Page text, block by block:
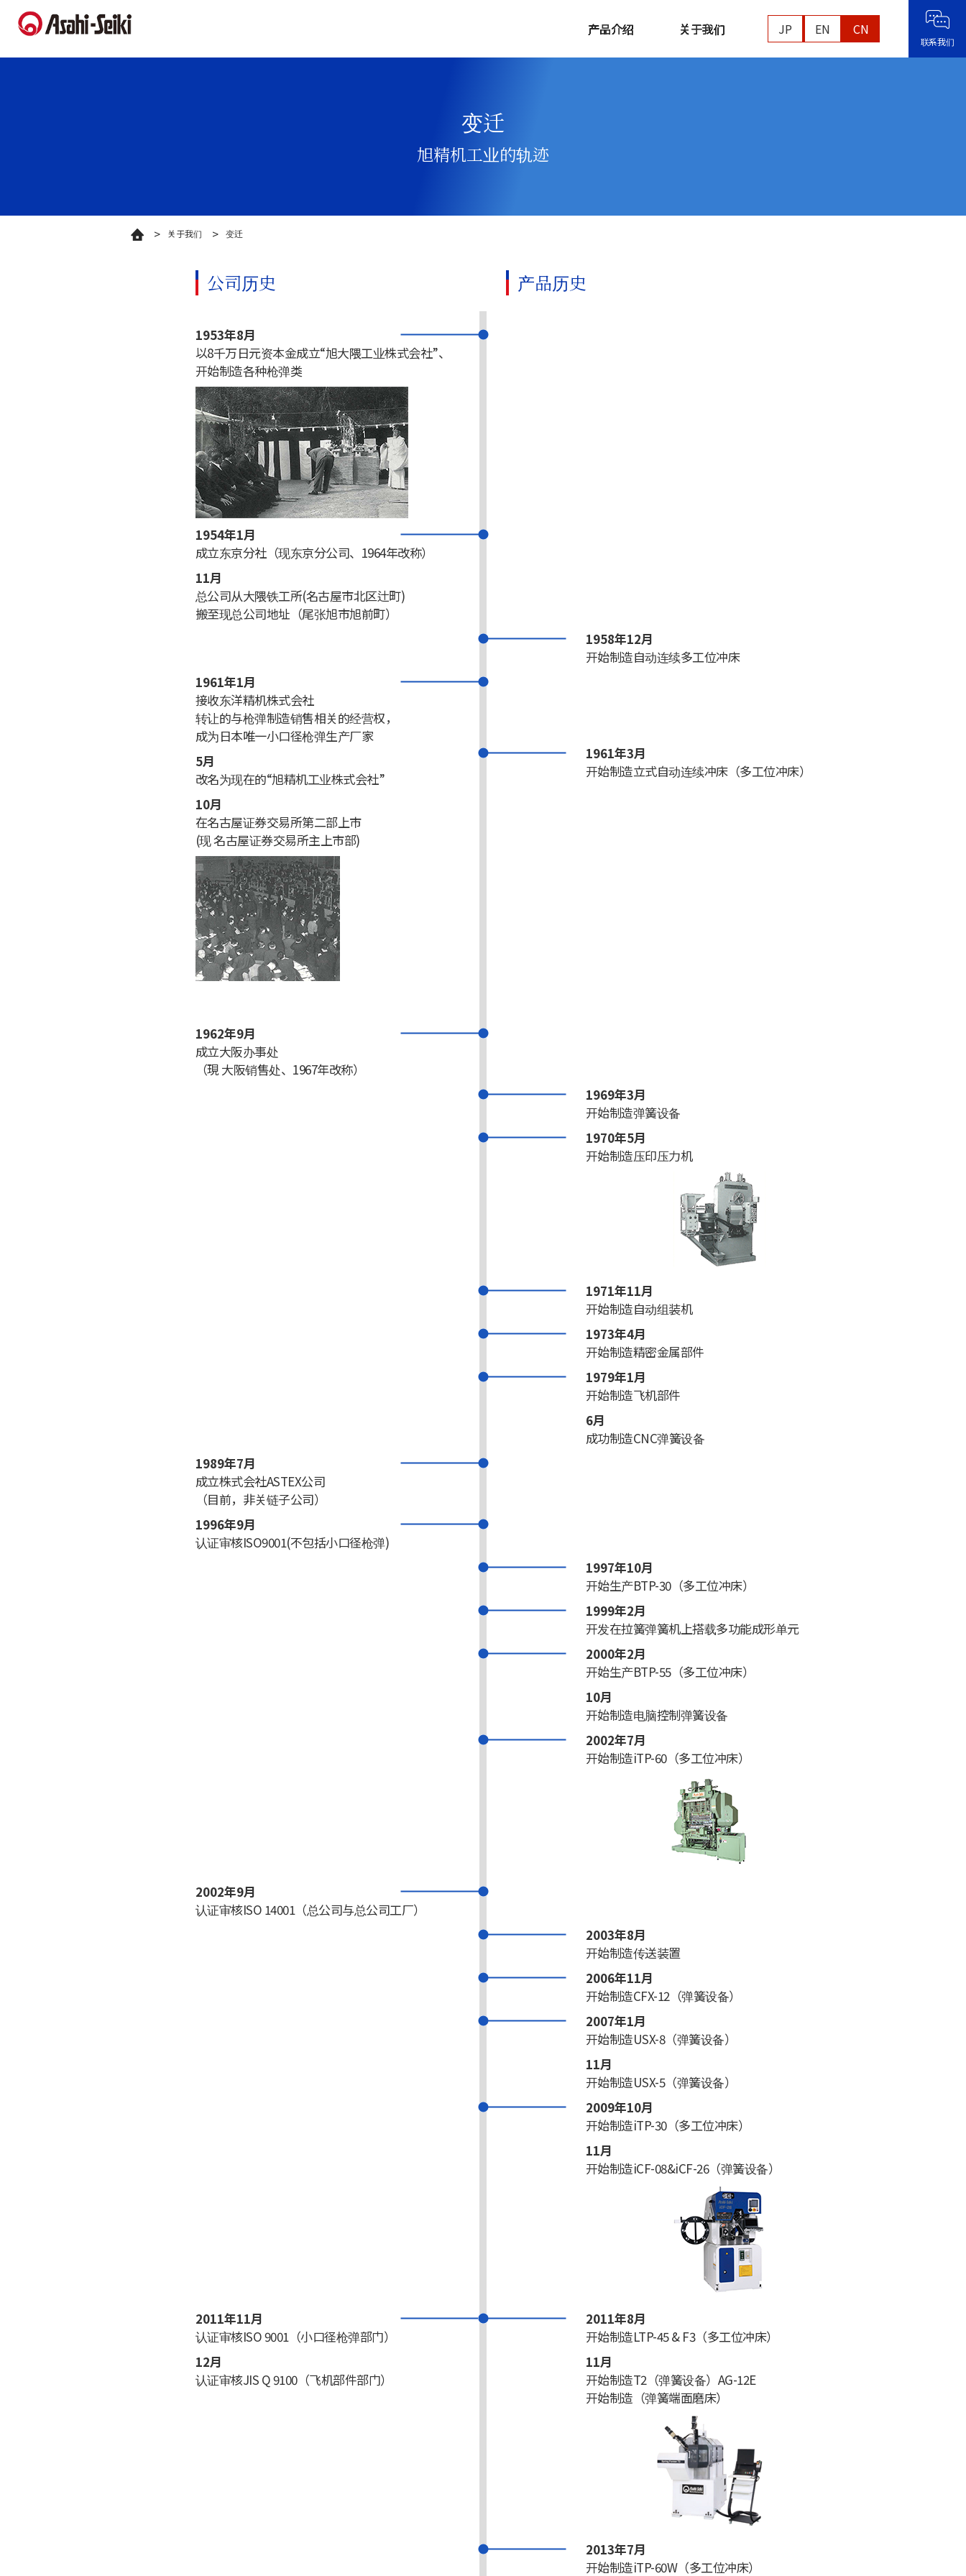
产品介绍 关于我们 JP EN CN
联系我们
变迁
旭精机工业的轨迹
关于我们 变迁
公司历史 产品历史
1953年8月
以8千万日元资本金成立“旭大隈工业株式会社”、
开始制造各种枪弹类
1954年1月
成立东京分社（现东京分公司、1964年改称）
11月
总公司从大隈铁工所(名古屋市北区辻町)
搬至现总公司地址（尾张旭市旭前町）
1958年12月
开始制造自动连续多工位冲床
1961年1月
接收东洋精机株式会社
转让的与枪弹制造销售相关的经营权，
成为日本唯一小口径枪弹生产厂家
5月
改名为现在的“旭精机工业株式会社”
10月
在名古屋证券交易所第二部上市
(现 名古屋证券交易所主上市部)
1961年3月
开始制造立式自动连续冲床（多工位冲床）
1962年9月
成立大阪办事处
（現 大阪销售处、1967年改称）
1969年3月
开始制造弹簧设备
1970年5月
开始制造压印压力机
1971年11月
开始制造自动组装机
1973年4月
开始制造精密金属部件
1979年1月
开始制造飞机部件
6月
成功制造CNC弹簧设备
1989年7月
成立株式会社ASTEX公司
（目前，非关链子公司）
1996年9月
认证审核ISO9001(不包括小口径枪弹)
1997年10月
开始生产BTP-30（多工位冲床）
1999年2月
开发在拉簧弹簧机上搭载多功能成形单元
2000年2月
开始生产BTP-55（多工位冲床）
10月
开始制造电脑控制弹簧设备
2002年7月
开始制造iTP-60（多工位冲床）
2002年9月
认证审核ISO 14001（总公司与总公司工厂）
2003年8月
开始制造传送装置
2006年11月
开始制造CFX-12（弹簧设备）
2007年1月
开始制造USX-8（弹簧设备）
11月
开始制造USX-5（弹簧设备）
2009年10月
开始制造iTP-30（多工位冲床）
11月
开始制造iCF-08&iCF-26（弹簧设备）
2011年11月
认证审核ISO 9001（小口径枪弹部门）
12月
认证审核JIS Q 9100（飞机部件部门）
2011年8月
开始制造LTP-45 & F3（多工位冲床）
11月
开始制造T2（弹簧设备）AG-12E
开始制造（弹簧端面磨床）
2013年7月
开始制造iTP-60W（多工位冲床）